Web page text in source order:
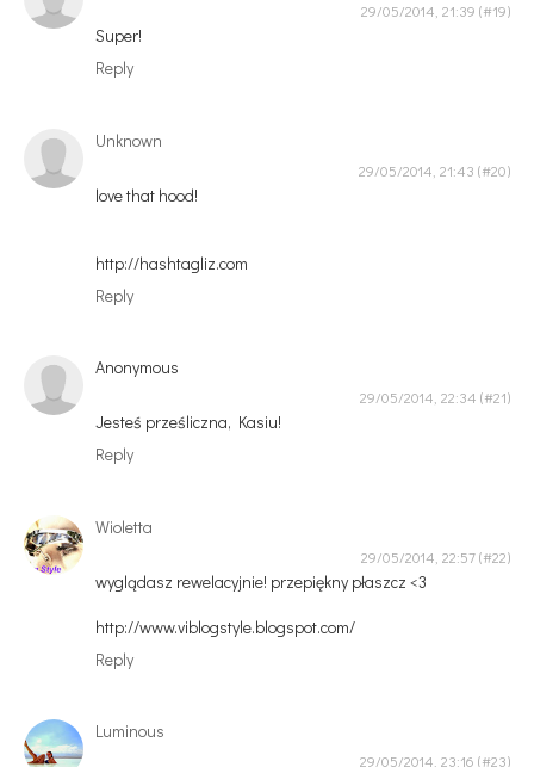
29/05/2014, 21:39
Super!
Reply
Unknown
29/05/2014, 21:43
love that hood!
http://hashtagliz.com
Reply
Anonymous
29/05/2014, 22:34
Jesteś prześliczna, Kasiu!
Reply
Wioletta
29/05/2014, 22:57
wyglądasz rewelacyjnie! przepiękny płaszcz <3
http://www.viblogstyle.blogspot.com/
Reply
Luminous
29/05/2014, 23:16